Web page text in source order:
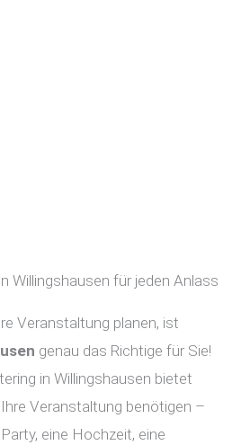
Willingshausen für jeden Anlass
Veranstaltung planen, ist
genau das Richtige für Sie!
in Willingshausen bietet
Veranstaltung benötigen –
eine Hochzeit, eine